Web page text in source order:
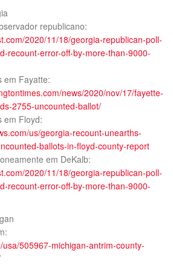
republicano:
2020/11/18/georgia-republican-poll-
recount-error-off-by-more-than-9000-
em Fayatte:
news/2020/nov/17/fayette-
2755-uncounted-ballot/
em Floyd:
us/georgia-recount-unearths-
ballots-in-floyd-county-report
em DeKalb:
2020/11/18/georgia-republican-poll-
recount-error-off-by-more-than-9000-
usa/505967-michigan-antrim-county-